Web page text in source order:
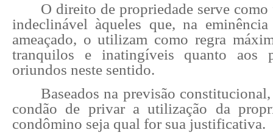
O direito de propriedade serve
indeclinável àqueles que, na
ameaçado, o utilizam como regra
tranquilos e inatingíveis quanto aos
oriundos neste sentido.
Baseados na previsão
condão de privar a utilização da
condômino seja qual for sua justificativa.